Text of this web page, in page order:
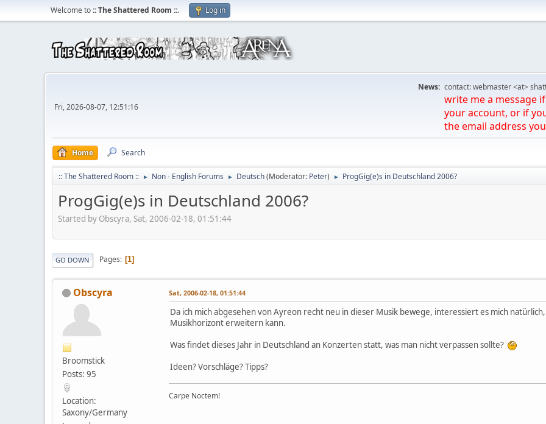
Welcome to:: The Shattered Room ::. Log in
Fri, 2026-08-07, 12:51:16
News: contact: webmaster <at>
write me a message
your account, or if
the email address
Home Search
:: The Shattered Room :: ► Non - English Forums ► Deutsch(Moderator: Peter) ► ProgGig(e)s in Deutschland 2006?
ProgGig(e)s in Deutschland 2006?
Started by Obscyra, Sat, 2006-02-18, 01:51:44
GO DOWN Pages 1
Obscyra
Broomstick
Posts: 95
Location:
Saxony/Germany
Sat, 2006-02-18, 01:51:44
Da ich mich abgesehen von Ayreon recht neu in dieser Musik bewege, interessiert es mich
Musikhorizont erweitern kann.
Was findet dieses Jahr in Deutschland an Konzerten statt, was man nicht verpassen sollte?
Ideen? Vorschläge? Tipps?
Carpe Noctem!